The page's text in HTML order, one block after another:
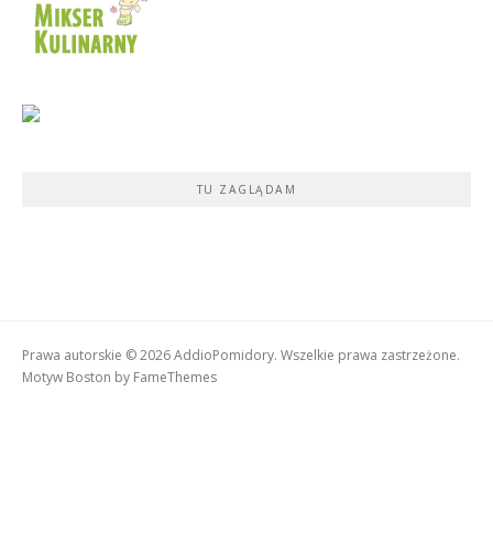
TU ZAGLĄDAM
Prawa autorskie © 2026 AddioPomidory. Wszelkie prawa zastrzeżone.
Motyw Boston by FameThemes